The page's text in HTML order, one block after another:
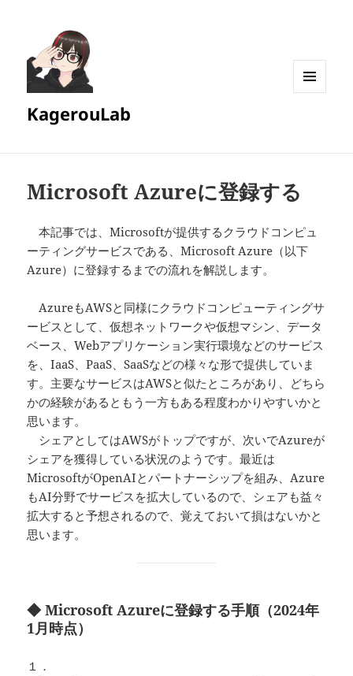
KagerouLab
Microsoft Azureに登録する
本記事では、Microsoftが提供するクラウドコンピュ
ーティングサービスである、Microsoft Azure（以下
Azure）に登録するまでの流れを解説します。
AzureもAWSと同様にクラウドコンピューティングサ
ービスとして、仮想ネットワークや仮想マシン、データ
ベース、Webアプリケーション実行環境などのサービス
を、IaaS、PaaS、SaaSなどの様々な形で提供していま
す。主要なサービスはAWSと似たところがあり、どちら
かの経験があるともう一方もある程度わかりやすいかと
思います。
シェアとしてはAWSがトップですが、次いでAzureが
シェアを獲得している状況のようです。最近は
MicrosoftがOpenAIとパートナーシップを組み、Azure
もAI分野でサービスを拡大しているので、シェアも益々
拡大すると予想されるので、覚えておいて損はないかと
思います。
◆ Microsoft Azureに登録する手順（2024年
1月時点）
１．